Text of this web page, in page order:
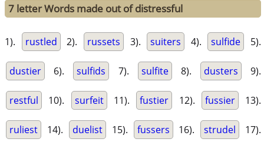
7 letter Words made out of distressful
1). rustled 2). russets 3). suiters 4). sulfide 5).
dustier 6). sulfids 7). sulfite 8). dusters 9).
restful 10). surfeit 11). fustier 12). fussier 13).
ruliest 14). duelist 15). fussers 16). strudel 17).